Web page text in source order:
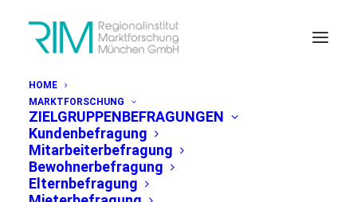
HOME
MARKTFORSCHUNG
ZIELGRUPPENBEFRAGUNGEN
Kundenbefragung
Mitarbeiterbefragung
Bewohnerbefragung
Elternbefragung
TRENDREIHE